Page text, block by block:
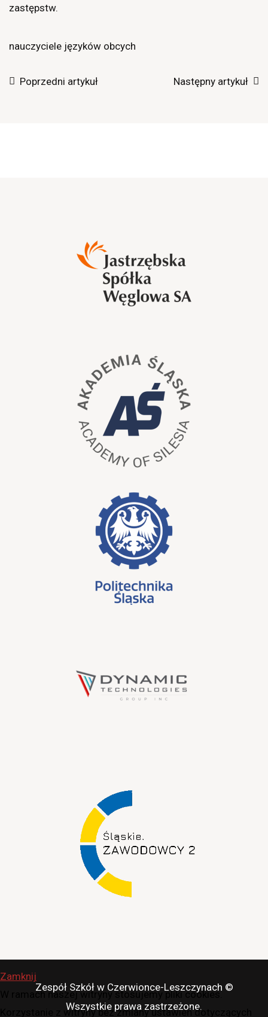
zastępstw.
nauczyciele języków obcych
Poprzedni artykuł Następny artykuł
Zespół Szkół w Czerwionce-Leszczynach ©
Wszystkie prawa zastrzeżone.
Zamknij
W ramach naszej witryny stosujemy pliki cookies.
Korzystanie z witryny bez zmiany ustawień dotyczących